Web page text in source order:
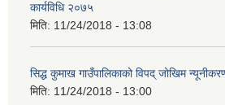
कार्यविधि २०७५
मिति: 11/24/2018 - 13:08
सिद्ध कुमाख गाउँपालिकाको विपद् जोखिम
मिति: 11/24/2018 - 13:00